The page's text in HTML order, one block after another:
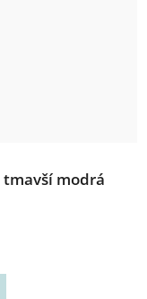
tmavší modrá